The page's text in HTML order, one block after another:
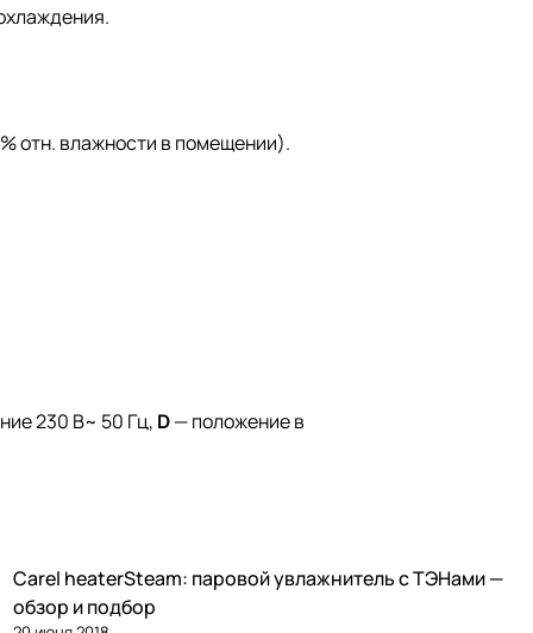
отн. влажности в помещении).
230 В~ 50 Гц, D— положение в
Увлажнение
Carel heaterSteam: паровой увлажнитель с ТЭНами —
обзор и подбор